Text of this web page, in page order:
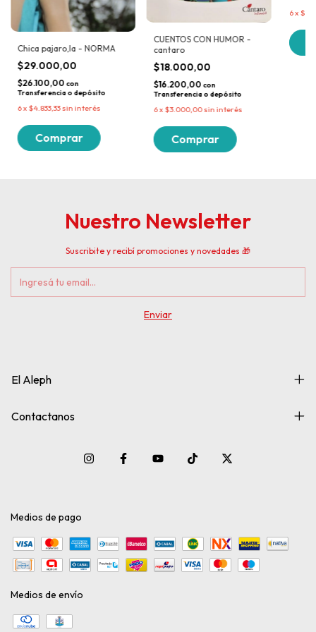
Chica pajaro,la - NORMA
$29.000,00
$26.100,00 con
Transferencia o depósito
6x $4.833,33sin interés
CUENTOS CON HUMOR -
cantaro
$18.000,00
$16.200,00 con
Transferencia o depósito
6x $3.000,00sin interés
6x
Nuestro Newsletter
Suscribite y recibí promociones y novedades 🎁
El Aleph
Contactanos
Medios de pago
Medios de envío